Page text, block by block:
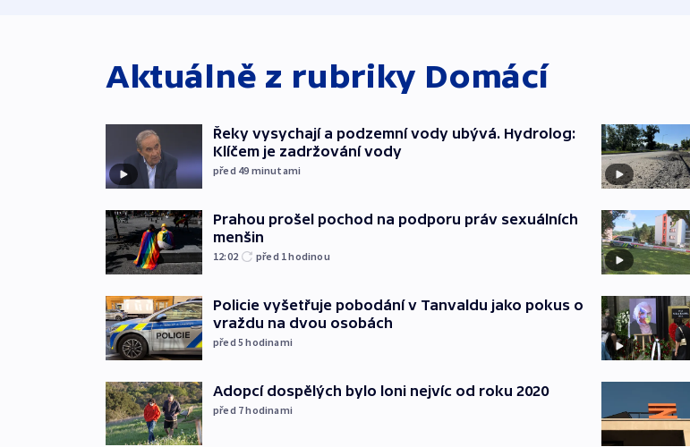
Aktuálně z rubriky Domácí
Řeky vysychají a podzemní vody ubývá. Hydrolog:
Klíčem je zadržování vody
před 49 minutami
Prahou prošel pochod na podporu práv sexuálních
menšin
12:02 před 1hodinou
Policie vyšetřuje pobodání v Tanvaldu jako pokus o
vraždu na dvou osobách
před 5hodinami
Adopcí dospělých bylo loni nejvíc od roku 2020
před 7hodinami